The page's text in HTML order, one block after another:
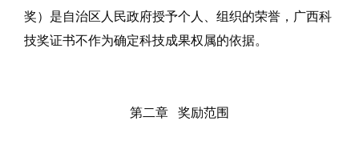
奖）是自治区人民政府授予个人、组织的荣誉，广西科
技奖证书不作为确定科技成果权属的依据。
第二章 奖励范围